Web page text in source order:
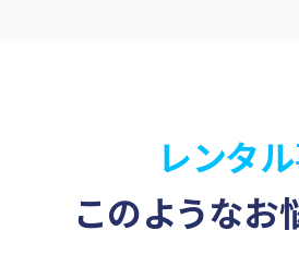
レンタ
このようなお